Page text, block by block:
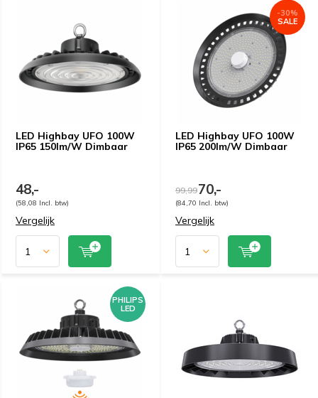
LED Highbay UFO 100W
IP65 150lm/W Dimbaar
48,-
(58,08 Incl. btw)
Vergelijk
LED Highbay UFO 100W
IP65 200lm/W Dimbaar
-30%
SALE
99,9970,-
(84,70 Incl. btw)
Vergelijk
PHILIPS
LED